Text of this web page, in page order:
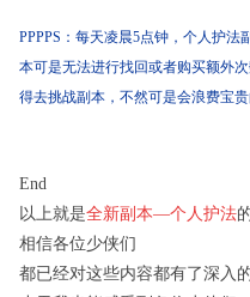
PPPPS ： 每天凌晨5点钟，个人护法
本可是无法进行找回或者购买额外
得去挑战副本，不然可是会浪费宝贵
End
以上就是全新副本—个人护法
相信各位少侠们
都已经对这些内容都有了深入